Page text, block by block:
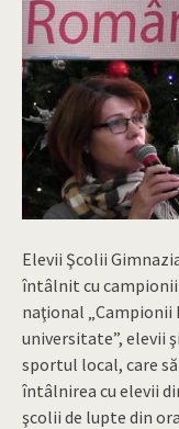
Elevii Şcolii
întâlnit cu
naţional „Campionii
universitate”, elevii
sportul local, care
întâlnirea cu elevii
şcolii de lupte din